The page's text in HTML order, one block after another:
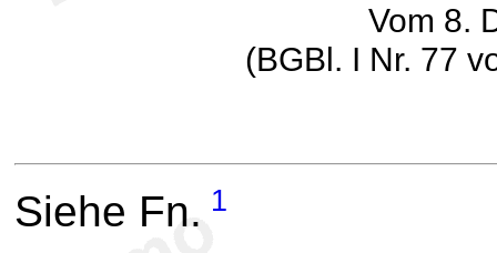
Vom 8.
(BGBl. I Nr. 77
Siehe Fn. 1